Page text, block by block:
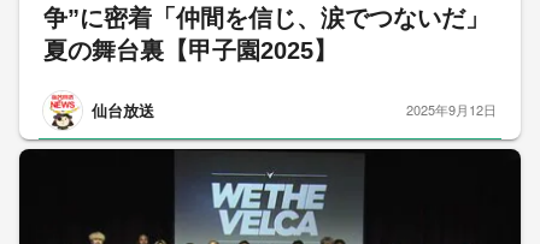
争”に密着「仲間を信じ、涙でつないだ」
夏の舞台裏【甲子園2025】
仙台放送 2025年9月12日